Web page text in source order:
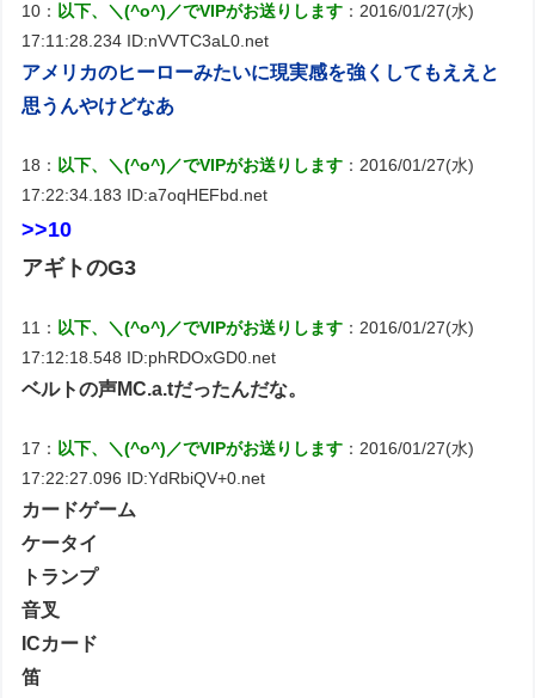
10： 以下、＼(^o^)／でVIPがお送りします ：2016/01/27(水)
17:11:28.234 ID:nVVTC3aL0.net
アメリカのヒーローみたいに現実感を強くしてもええと
思うんやけどなあ
18： 以下、＼(^o^)／でVIPがお送りします ：2016/01/27(水)
17:22:34.183 ID:a7oqHEFbd.net
>>10
アギトのG3
11： 以下、＼(^o^)／でVIPがお送りします ：2016/01/27(水)
17:12:18.548 ID:phRDOxGD0.net
ベルトの声MC.a.tだったんだな。
17： 以下、＼(^o^)／でVIPがお送りします ：2016/01/27(水)
17:22:27.096 ID:YdRbiQV+0.net
カードゲーム
ケータイ
トランプ
音叉
ICカード
笛